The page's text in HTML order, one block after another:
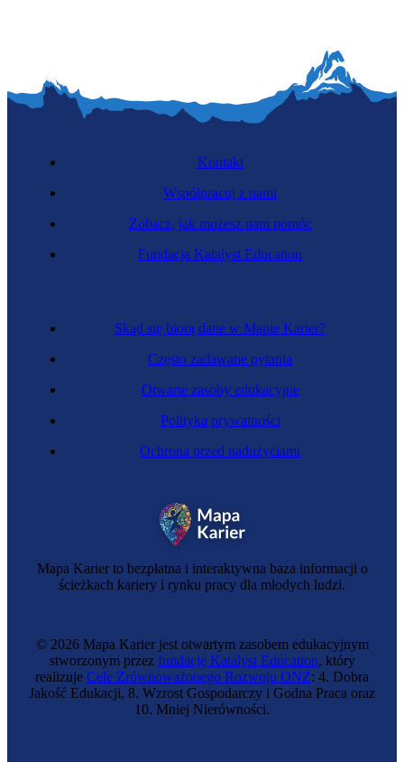
Inspektorka ochrony danych
Mapa Karier to bezpłatna i interaktywna baza informacji o
ścieżkach kariery i rynku pracy dla młodych ludzi.
Skąd się biorą dane w Mapie Karier?
Często zadawane pytania
Otwarte zasoby edukacyjne
Polityka prywatności
Ochrona przed nadużyciami
Kontakt
Współpracuj z nami
Zobacz, jak możesz nam pomóc
Fundacja Katalyst Education
© 2026 Mapa Karier jest otwartym zasobem edukacyjnym
stworzonym przez fundację Katalyst Education, który
realizuje Cele Zrównoważonego Rozwoju ONZ: 4. Dobra
Jakość Edukacji, 8. Wzrost Gospodarczy i Godna Praca oraz
10. Mniej Nierówności.